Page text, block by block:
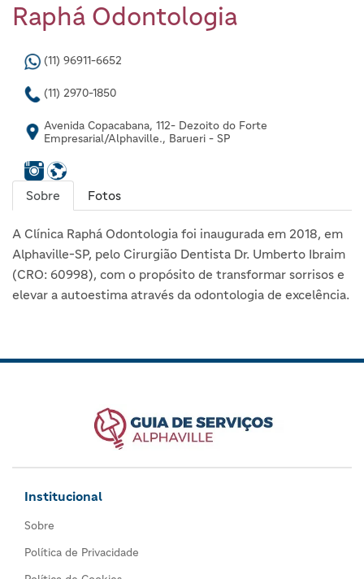
Raphá Odontologia
(11) 96911-6652
(11) 2970-1850
Avenida Copacabana, 112- Dezoito do Forte
Empresarial/Alphaville., Barueri - SP
Sobre Fotos
A Clínica Raphá Odontologia foi inaugurada em 2018, em
Alphaville-SP, pelo Cirurgião Dentista Dr. Umberto Ibraim
(CRO: 60998), com o propósito de transformar sorrisos e
elevar a autoestima através da odontologia de excelência.
Institucional
Sobre
Política de Privacidade